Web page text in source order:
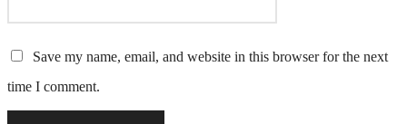
Save my name, email, and website in this browser for the next
time I comment.